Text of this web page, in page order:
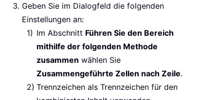
Geben Sie im Dialogfeld die folgenden
Einstellungen an:
Im Abschnitt Führen Sie den Bereich
mithilfe der folgenden Methode
zusammen wählen Sie
Zusammengeführte Zellen nach Zeile.
Trennzeichen als Trennzeichen für den